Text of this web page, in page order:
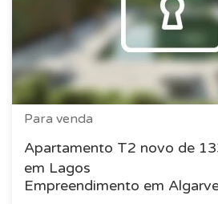
Para venda
Apartamento T2 novo de
em Lagos
Empreendimento em